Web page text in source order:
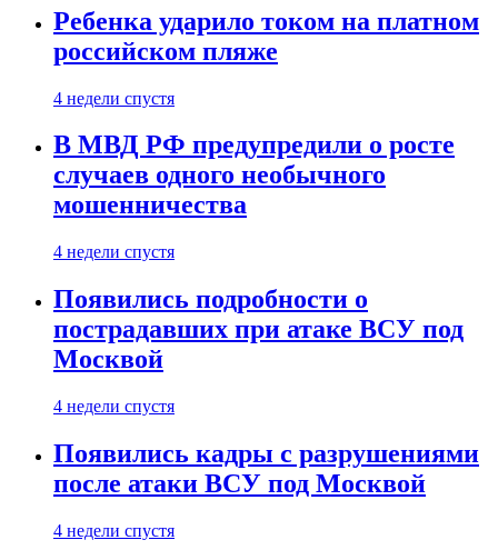
Ребенка ударило током на платном
российском пляже
4 недели спустя
В МВД РФ предупредили о росте
случаев одного необычного
мошенничества
4 недели спустя
Появились подробности о
пострадавших при атаке ВСУ под
Москвой
4 недели спустя
Появились кадры с разрушениями
после атаки ВСУ под Москвой
4 недели спустя